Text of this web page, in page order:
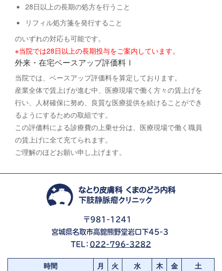
28日以上の長期の処方を行うこと
リフィル処方箋を発行すること
のいずれの対応も可能です。
※当院では28日以上の長期投与をご案内しています。
外来・在宅ベースアップ評価料Ⅰ
当院では、ベースアップ評価料を算定しております。
産業全体で賃上げが進む中、医療現場で働く方々の賃上げを
行い、人材確保に努め、良質な医療提供を続けることができ
るようにするための取組です。
この評価料による診療費の上乗せ分は、医療現場で働く職員
の賃上げに全て充てられます。
ご理解のほどお願い申し上げます。
〒981-1241
宮城県名取市高舘熊野堂岩口下45-3
TEL： 022-796-3282
時間 月 火 水 木 金
土